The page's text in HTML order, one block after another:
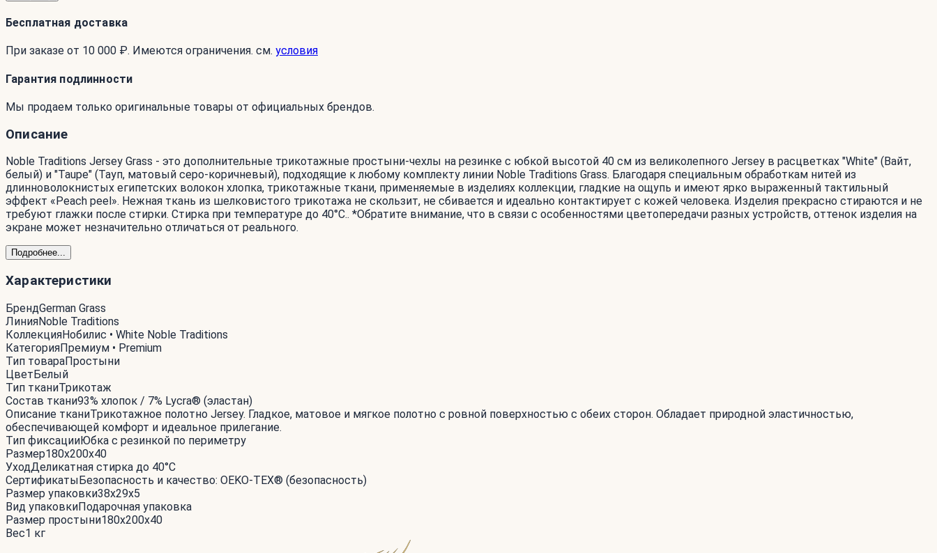
Бесплатная доставка
При заказе от 10 000 ₽. Имеются ограничения. см. условия
Гарантия подлинности
Мы продаем только оригинальные товары от официальных брендов.
Описание
Noble Traditions Jersey Grass - это дополнительные трикотажные простыни-чехлы на резинке с юбкой высотой 40 см из великолепного Jersey в расцветках "White" (Вайт,
белый) и "Taupe" (Тауп, матовый серо-коричневый), подходящие к любому комплекту линии Noble Traditions Grass. Благодаря специальным обработкам нитей из
длинноволокнистых египетских волокон хлопка, трикотажные ткани, применяемые в изделиях коллекции, гладкие на ощупь и имеют ярко выраженный тактильный
эффект «Peach peel». Нежная ткань из шелковистого трикотажа не скользит, не сбивается и идеально контактирует с кожей человека. Изделия прекрасно стираются и не
требуют глажки после стирки. Стирка при температуре до 40°С.. *Обратите внимание, что в связи с особенностями цветопередачи разных устройств, оттенок изделия на
экране может незначительно отличаться от реального.
Подробнее...
Характеристики
БрендGerman Grass
ЛинияNoble Traditions
КоллекцияНобилис • White Noble Traditions
КатегорияПремиум • Premium
Тип товараПростыни
ЦветБелый
Тип тканиТрикотаж
Состав ткани93% хлопок / 7% Lycra® (эластан)
Описание тканиТрикотажное полотно Jersey. Гладкое, матовое и мягкое полотно с ровной поверхностью с обеих сторон. Обладает природной эластичностью,
обеспечивающей комфорт и идеальное прилегание.
Тип фиксацииЮбка с резинкой по периметру
Размер180x200x40
УходДеликатная стирка до 40°С
СертификатыБезопасность и качество: OEKO-TEX® (безопасность)
Размер упаковки38x29x5
Вид упаковкиПодарочная упаковка
Размер простыни180x200x40
Вес1 кг